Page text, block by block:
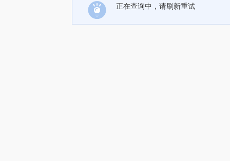
正在查询中，请刷新重试